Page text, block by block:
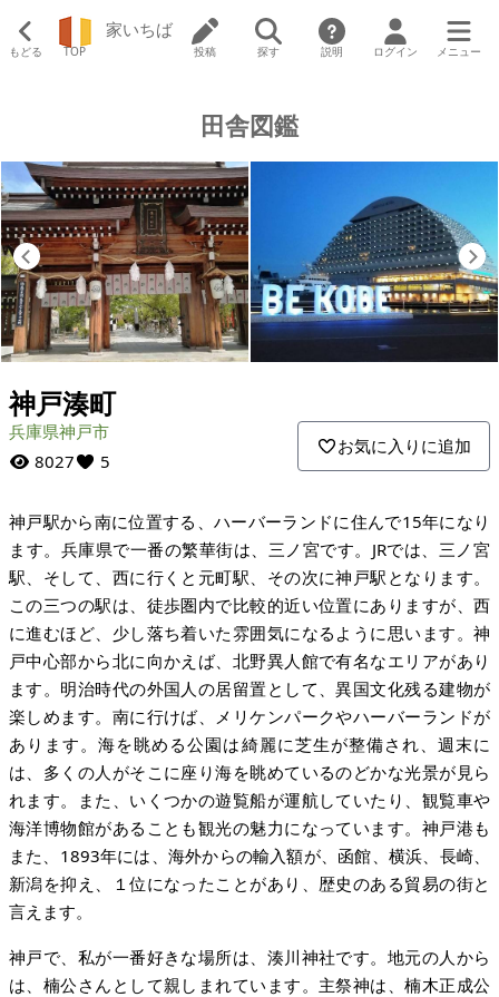
もどる TOP
家いちば
投稿 探す 説明 ログイン メニュー
田舎図鑑
Previous
神戸湊町
兵庫県神戸市
8027
5
お気に入りに追加
神戸駅から南に位置する、ハーバーランドに住んで15年になり
ます。兵庫県で一番の繁華街は、三ノ宮です。JRでは、三ノ宮
駅、そして、西に行くと元町駅、その次に神戸駅となります。
この三つの駅は、徒歩圏内で比較的近い位置にありますが、西
に進むほど、少し落ち着いた雰囲気になるように思います。神
戸中心部から北に向かえば、北野異人館で有名なエリアがあり
ます。明治時代の外国人の居留置として、異国文化残る建物が
楽しめます。南に行けば、メリケンパークやハーバーランドが
あります。海を眺める公園は綺麗に芝生が整備され、週末に
は、多くの人がそこに座り海を眺めているのどかな光景が見ら
れます。また、いくつかの遊覧船が運航していたり、観覧車や
海洋博物館があることも観光の魅力になっています。神戸港も
また、1893年には、海外からの輸入額が、函館、横浜、長崎、
新潟を抑え、１位になったことがあり、歴史のある貿易の街と
言えます。
神戸で、私が一番好きな場所は、湊川神社です。地元の人から
は、楠公さんとして親しまれています。主祭神は、楠木正成公